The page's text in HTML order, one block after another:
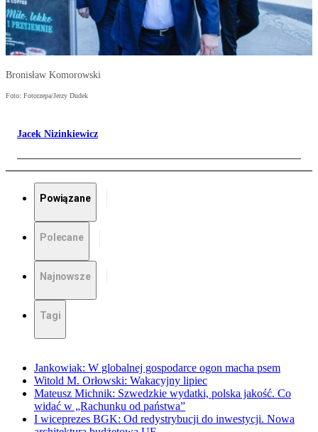
Bronisław Komorowski
Foto: Fotorzepa/Jerzy Dudek
Jacek Nizinkiewicz
Powiązane
Polecane
Najnowsze
Tagi
Jankowiak: W globalnej gospodarce ogon macha psem
Witold M. Orłowski: Wakacyjny lipiec
Mateusz Michnik: Szwedzkie wydatki, polska jakość. Co
widać w „Rachunku od państwa”
I wiceprezes BGK: Od redystrybucji do inwestycji. Nowa